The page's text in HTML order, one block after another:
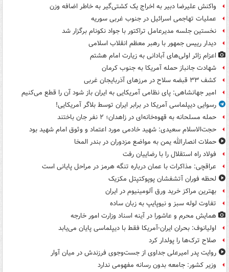
واکنش علیرضا دبیر به اخراج یک کشتی‌گیر به خاطر اضافه وزن
عملیات تهاجمی اسرائیل در جنوب غربی سوریه
نخستین جلسه مدیرعامل تراکتور با جواد نکونام برگزار شد
دیدار رییس جمهور با رهبر معظم انقلاب اسلامی
اعزام زائر اولی‌های آبادانی به زیارت امام هشتم
شهادت جانباز حمله آمریکا به جنوب کرمان
کشف ۳۳ قبضه سلاح در مرزهای آذربایجان غربی
امیر جهانشاهی: پای نظامی آمریکایی به ایران باز شود آن را قطع می‌کنیم
رسوایی دیپلماسی آمریکا در برابر ایران توسط بلاگر آمریکایی!
حمله مسلحانه به قهوه‌خانه‌ای در زاهدان؛ ۲ نفر جان باختند
حجت‌الاسلام سعیدی: شهید خادمی مورد اعتماد و وثوق امام شهید بود
حملات انصارالله یمن به مواضع مزدوران در بندر المخا
فولاد راه استقلال را با رضاییان رفت
عراقچی: مذاکرات با عمان درباره تنگه هرمز در مراحل پایانی است
لحظه فوران آتشفشان پوپوکتپتل مکزیک
بهترین مراکز خرید ورق آلومینیوم در ایران
تفاوت لوله سبز و نیوپایپ به زبان ساده
همایش محرم و عاشورا در آینه اسناد وزارت امور خارجه
اولیانوف: بحران ایران-آمریکا فقط با دیپلماسی پایان می‌یابد
صلاح ترک‌ها را پولدار کرد
روایت پدر امیرعلی جداوی از جست‌وجوی فرزندش در میان آوار
وزیر کشور: جامعه بدون رسانه مفهومی ندارد